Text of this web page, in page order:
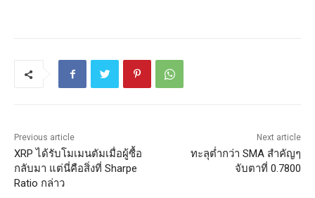
Previous article
XRP ได้รับโมเมนตัมเมื่อผู้ซื้อ
กลับมา แต่นี่คือสิ่งที่ Sharpe
Ratio กล่าว
Next article
ทะลุต่ำกว่า SMA สำคัญๆ
จับตาที่ 0.7800